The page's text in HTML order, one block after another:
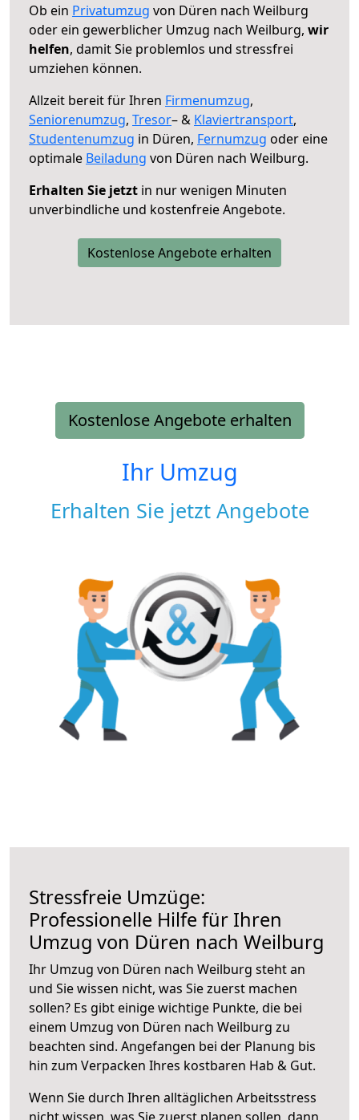
Ob ein Privatumzug von Düren nach Weilburg
oder ein gewerblicher Umzug nach Weilburg, wir
helfen, damit Sie problemlos und stressfrei
umziehen können.
Allzeit bereit für Ihren Firmenumzug,
Seniorenumzug, Tresor– & Klaviertransport,
Studentenumzug in Düren, Fernumzug oder eine
optimale Beiladung von Düren nach Weilburg.
Erhalten Sie jetzt in nur wenigen Minuten
unverbindliche und kostenfreie Angebote.
Kostenlose Angebote erhalten
Kostenlose Angebote erhalten
Ihr Umzug
Erhalten Sie jetzt Angebote
Stressfreie Umzüge:
Professionelle Hilfe für Ihren
Umzug von Düren nach Weilburg
Ihr Umzug von Düren nach Weilburg steht an
und Sie wissen nicht, was Sie zuerst machen
sollen? Es gibt einige wichtige Punkte, die bei
einem Umzug von Düren nach Weilburg zu
beachten sind. Angefangen bei der Planung bis
hin zum Verpacken Ihres kostbaren Hab & Gut.
Wenn Sie durch Ihren alltäglichen Arbeitsstress